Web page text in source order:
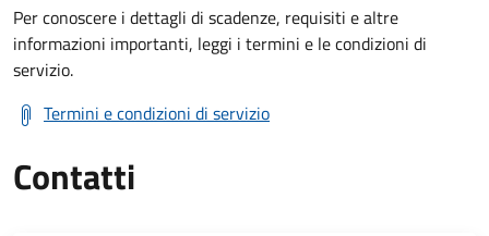
Per conoscere i dettagli di scadenze, requisiti e altre
informazioni importanti, leggi i termini e le condizioni di
servizio.
Termini e condizioni di servizio
Contatti